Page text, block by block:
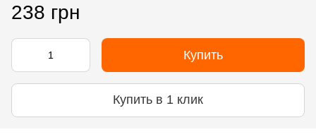
238 грн
Купить
Купить в 1 клик